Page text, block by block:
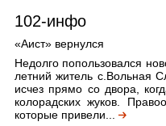
102-инфо
«Аист» вернулся
Недолго попользовался
летний житель с.Вольная
исчез прямо со двора,
колорадских жуков.
которые привели...